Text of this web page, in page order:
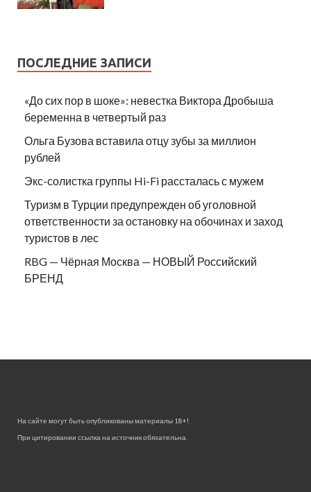
ПОСЛЕДНИЕ ЗАПИСИ
«До сих пор в шоке»: невестка Виктора Дробыша
беременна в четвертый раз
Ольга Бузова вставила отцу зубы за миллион
рублей
Экс-солистка группы Hi-Fi рассталась с мужем
Туризм в Турции предупрежден об уголовной
ответственности за остановку на обочинах и заход
туристов в лес
RBG — Чёрная Москва — НОВЫЙ Российский
БРЕНД
На сайте могут быть опубликованы материалы 18+!
При цитировании ссылка на источник обязательна.